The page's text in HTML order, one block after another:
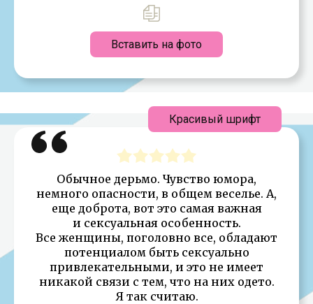
Вставить на фото
Обычное дерьмо. Чувство юмора,
немного опасности, в общем веселье. А,
еще доброта, вот это самая важная
и сексуальная особенность.
Все женщины, поголовно все, обладают
потенциалом быть сексуально
привлекательными, и это не имеет
никакой связи с тем, что на них одето.
Я так считаю.
Красивый шрифт